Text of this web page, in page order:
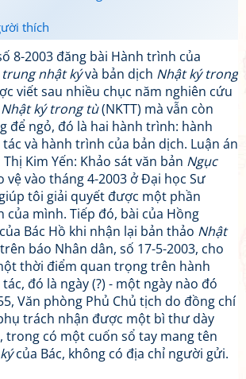
thích
8-2003 đăng bài Hành trình của
nhật kývà bản dịch Nhật ký trong
viết sau nhiều chục năm nghiên cứu
Nhật ký trong tù(NKTT) mà vẫn còn
để ngỏ, đó là hai hành trình: hành
và hành trình của bản dịch. Luận án
Kim Yến: Khảo sát văn bản Ngục
vệ vào tháng 4-2003 ở Đại học Sư
tôi giải quyết được một phần
của mình. Tiếp đó, bài của Hồng
Bác Hồ khi nhận lại bản thảo Nhật
báo Nhân dân, số 17-5-2003, cho
thời điểm quan trọng trên hành
đó là ngày (?) - một ngày nào đó
Văn phòng Phủ Chủ tịch do đồng chí
trách nhận được một bì thư dày
có một cuốn sổ tay mang tên
của Bác, không có địa chỉ người gửi.